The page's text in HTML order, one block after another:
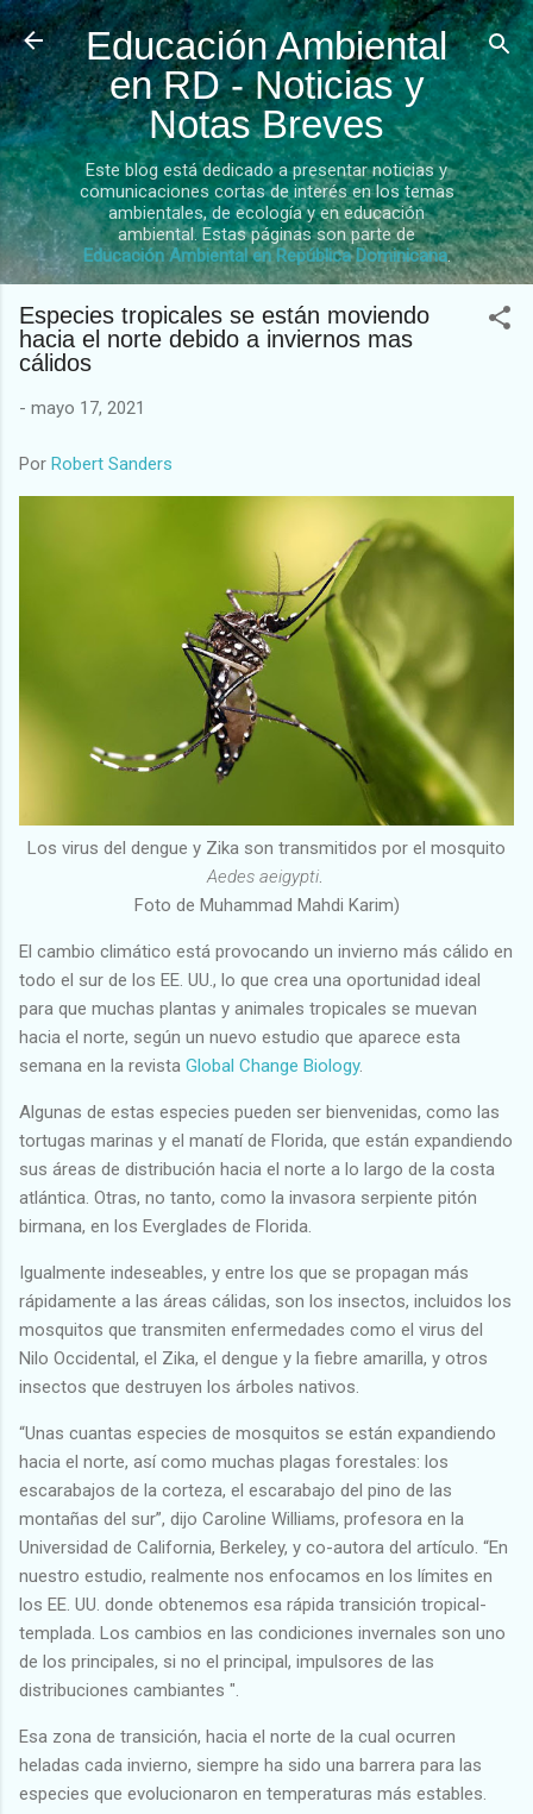
Ir al contenido principal
Educación Ambiental
en RD - Noticias y
Notas Breves
Este blog está dedicado a presentar noticias y
comunicaciones cortas de interés en los temas
ambientales, de ecología y en educación
ambiental. Estas páginas son parte de
Educación Ambiental en República Dominicana.
Especies tropicales se están moviendo
hacia el norte debido a inviernos mas
cálidos
- mayo 17, 2021
Por Robert Sanders
Los virus del dengue y Zika son transmitidos por el mosquito
Aedes aeigypti.
Foto de Muhammad Mahdi Karim)
El cambio climático está provocando un invierno más cálido en
todo el sur de los EE. UU., lo que crea una oportunidad ideal
para que muchas plantas y animales tropicales se muevan
hacia el norte, según un nuevo estudio que aparece esta
semana en la revista Global Change Biology.
Algunas de estas especies pueden ser bienvenidas, como las
tortugas marinas y el manatí de Florida, que están expandiendo
sus áreas de distribución hacia el norte a lo largo de la costa
atlántica. Otras, no tanto, como la invasora serpiente pitón
birmana, en los Everglades de Florida.
Igualmente indeseables, y entre los que se propagan más
rápidamente a las áreas cálidas, son los insectos, incluidos los
mosquitos que transmiten enfermedades como el virus del
Nilo Occidental, el Zika, el dengue y la fiebre amarilla, y otros
insectos que destruyen los árboles nativos.
“Unas cuantas especies de mosquitos se están expandiendo
hacia el norte, así como muchas plagas forestales: los
escarabajos de la corteza, el escarabajo del pino de las
montañas del sur”, dijo Caroline Williams, profesora en la
Universidad de California, Berkeley, y co-autora del artículo. “En
nuestro estudio, realmente nos enfocamos en los límites en
los EE. UU. donde obtenemos esa rápida transición tropical-
templada. Los cambios en las condiciones invernales son uno
de los principales, si no el principal, impulsores de las
distribuciones cambiantes ".
Esa zona de transición, hacia el norte de la cual ocurren
heladas cada invierno, siempre ha sido una barrera para las
especies que evolucionaron en temperaturas más estables.